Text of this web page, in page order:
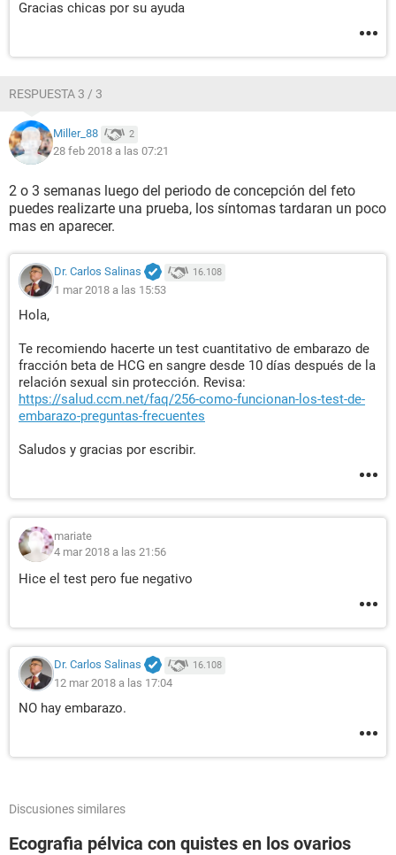
Gracias chicas por su ayuda
RESPUESTA 3 / 3
Miller_88 2
28 feb 2018 a las 07:21
2 o 3 semanas luego del periodo de concepción del feto
puedes realizarte una prueba, los síntomas tardaran un poco
mas en aparecer.
Dr. Carlos Salinas 16.108
1 mar 2018 a las 15:53
Hola,
Te recomiendo hacerte un test cuantitativo de embarazo de
fracción beta de HCG en sangre desde 10 días después de la
relación sexual sin protección. Revisa:
https://salud.ccm.net/faq/256-como-funcionan-los-test-de-
embarazo-preguntas-frecuentes
Saludos y gracias por escribir.
mariate
4 mar 2018 a las 21:56
Hice el test pero fue negativo
Dr. Carlos Salinas 16.108
12 mar 2018 a las 17:04
NO hay embarazo.
Discusiones similares
Ecografia pélvica con quistes en los ovarios